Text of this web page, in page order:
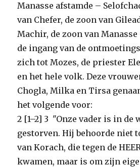
Manasse afstamde –
van Chefer, de zoon van
Machir, de zoon van
de ingang van de
zich tot Mozes, de priester
en het hele volk. Deze
Chogla, Milka en Tirsa
het volgende voor:
2 [1–2] 3 "Onze vader is in de
gestorven. Hij behoorde niet
van Korach, die tegen de
kwamen, maar is om zijn